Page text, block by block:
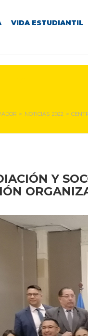
VIDA ESTUDIANTIL
> NOTICIAS 2022>
Y